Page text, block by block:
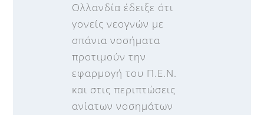
Ολλανδία έδειξε ότι
γονείς νεογνών με
σπάνια νοσήματα
προτιμούν την
εφαρμογή του Π.Ε.Ν.
και στις περιπτώσεις
ανίατων νοσημάτων